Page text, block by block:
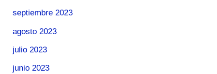
septiembre 2023
agosto 2023
julio 2023
junio 2023